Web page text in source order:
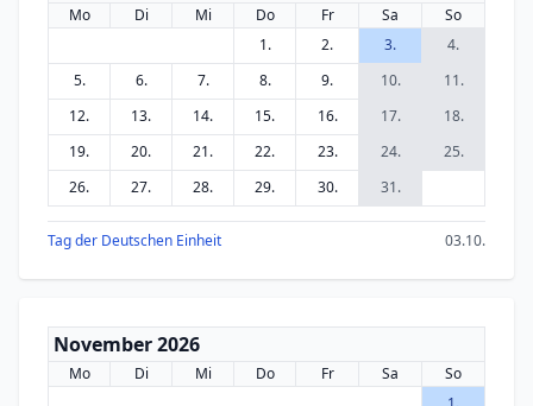
Mo Di Mi Do Fr Sa
So
1.
2. 3.
4.
5.
6. 7. 8. 9. 10.
11.
12.
13. 14. 15. 16. 17.
18.
19.
20. 21. 22. 23. 24.
25.
26.
27. 28. 29. 30. 31.
Tag der Deutschen Einheit 03.10.
November 2026
Mo Di Mi Do Fr Sa
So